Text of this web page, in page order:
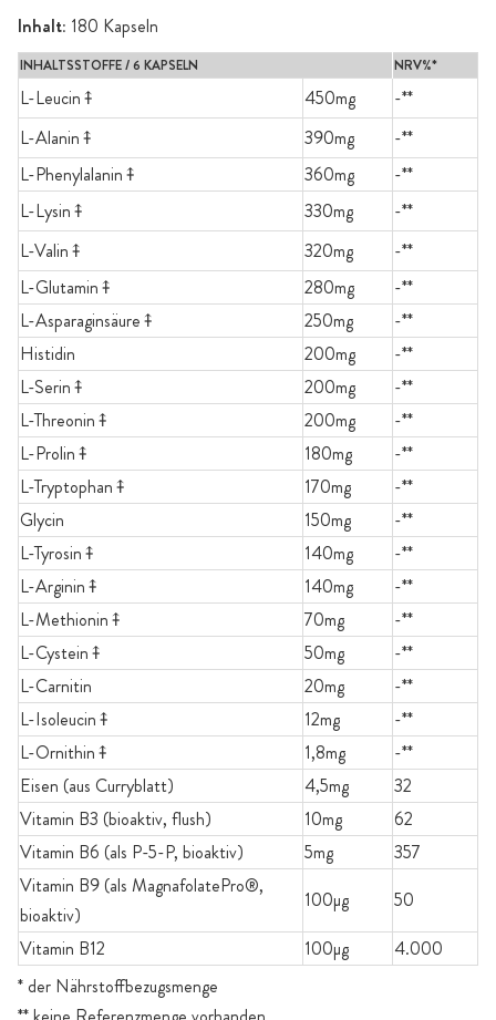
Inhalt: 180 Kapseln
INHALTSSTOFFE / 6 KAPSELN NRV%*
L-Leucin⤉ 450mg
-**
L-Alanin⤉
390mg
-**
L-Phenylalanin⤉
360mg
-**
L-Lysin⤉
330mg
-**
L-Valin⤉
320mg
-**
L-Glutamin⤉
280mg
-**
L-Asparaginsäure⤉
250mg
-**
Histidin
200mg
-**
L-Serin⤉
200mg
-**
L-Threonin⤉
200mg
-**
L-Prolin⤉
180mg
-**
L-Tryptophan⤉
170mg
-**
Glycin
150mg
-**
L-Tyrosin⤉
140mg
-**
L-Arginin⤉
140mg
-**
L-Methionin⤉
70mg
-**
L-Cystein⤉
50mg
-**
L-Carnitin
20mg
-**
L-Isoleucin⤉
12mg
-**
L-Ornithin⤉
1,8mg
-**
Eisen (aus Curryblatt)
4,5mg
32
Vitamin B3 (bioaktiv, flush)
10mg
62
Vitamin B6 (als P-5-P, bioaktiv)
5mg
357
Vitamin B9 (als MagnafolatePro®,
bioaktiv)
100µg
50
Vitamin B12
100µg
4.000
* der Nährstoffbezugsmenge